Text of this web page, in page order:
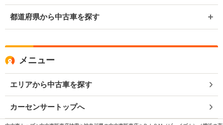
都道府県から中古車を探す
メニュー
エリアから中古車を探す
カーセンサートップへ